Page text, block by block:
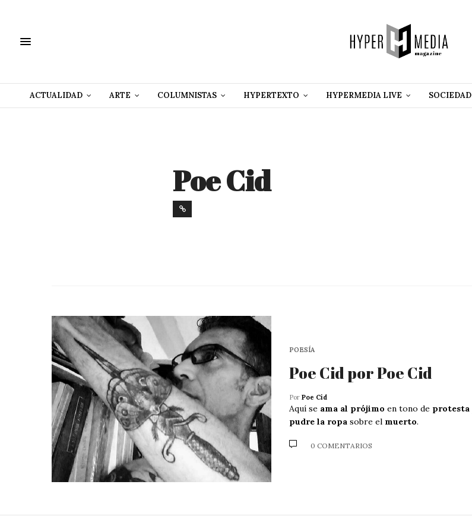
ACTUALIDAD ARTE COLUMNISTAS HYPERTEXTO HYPERMEDIA LIVE SOCIEDAD
Poe Cid
POESÍA
Poe Cid por Poe Cid
Por Poe Cid
Aquí se ama al prójimo en tono de protesta
pudre la ropa sobre el muerto.
0 COMENTARIOS